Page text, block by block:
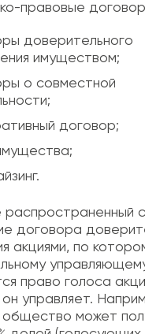
правовые
доверительного
имуществом;
о совместной
договор;
распространенный
договора
акциями, по
право голоса
управляет.
может